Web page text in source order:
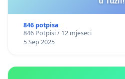
846 potpisa
846 Potpisi / 12 mjeseci
5 Sep 2025